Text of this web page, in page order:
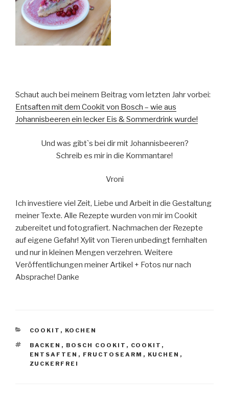
Schaut auch bei meinem Beitrag vom letzten Jahr vorbei:
Entsaften mit dem Cookit von Bosch – wie aus
Johannisbeeren ein lecker Eis & Sommerdrink wurde!
Und was gibtˋs bei dir mit Johannisbeeren?
Schreib es mir in die Kommantare!
Vroni
Ich investiere viel Zeit, Liebe und Arbeit in die Gestaltung
meiner Texte. Alle Rezepte wurden von mir im Cookit
zubereitet und fotografiert. Nachmachen der Rezepte
auf eigene Gefahr! Xylit von Tieren unbedingt fernhalten
und nur in kleinen Mengen verzehren. Weitere
Veröffentlichungen meiner Artikel + Fotos nur nach
Absprache! Danke
KATEGORIEN
COOKIT , KOCHEN
SCHLAGWÖRTER
BACKEN , BOSCH COOKIT , COOKIT ,
ENTSAFTEN , FRUCTOSEARM , KUCHEN ,
ZUCKERFREI